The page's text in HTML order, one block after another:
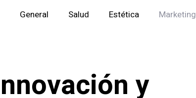
General Salud Estética Marketing
y